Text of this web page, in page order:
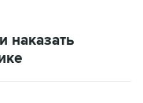
наказать